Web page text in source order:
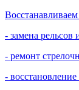
- замена рельсов
- ремонт
-